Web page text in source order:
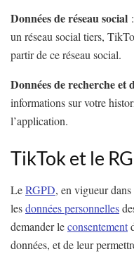
Données de réseau social
un réseau social tiers,
partir de ce réseau social.
Données de recherche et
informations sur votre
l’application.
TikTok et le
LeRGPD, en vigueur
lesdonnées personnelles
demander leconsentement
données, et de leur